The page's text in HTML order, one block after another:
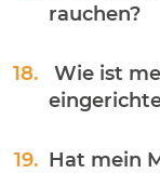
rauchen?
18.
Wie ist
19. Hat mein